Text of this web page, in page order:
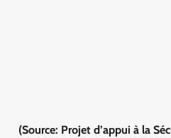
(Source: Projet d’appui à la